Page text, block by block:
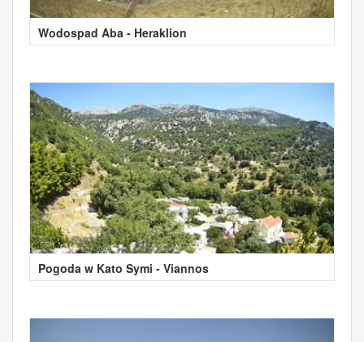
Wodospad Aba - Heraklion
Pogoda w Kato Symi - Viannos